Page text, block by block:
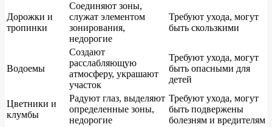
Дорожки и
тропинки
Соединяют зоны,
служат элементом
зонирования,
недорогие
Требуют ухода, могут
быть скользкими
Водоемы
Создают
расслабляющую
атмосферу, украшают
участок
Требуют ухода, могут
быть опасными для
детей
Цветники и
клумбы
Радуют глаз, выделяют
определенные зоны,
недорогие
Требуют ухода, могут
быть подвержены
болезням и вредителям